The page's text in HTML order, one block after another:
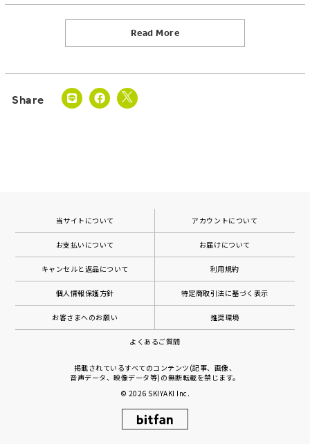
Read More
当サイトについて アカウントについて
お支払いについて お届けについて
キャンセルと返品について 利用規約
個人情報保護方針 特定商取引法に基づく表示
お客さまへのお願い 推奨環境
よくあるご質問
掲載されているすべてのコンテンツ(記事、画像、
音声データ、映像データ等)の無断転載を禁じます。
© 2026 SKIYAKI Inc.